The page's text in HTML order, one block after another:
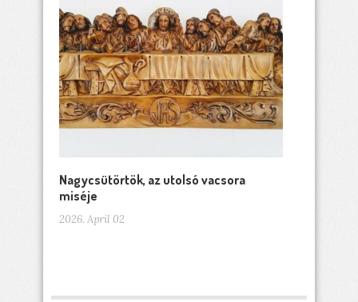
Nagycsütörtök, az utolsó vacsora
miséje
2026. April 02